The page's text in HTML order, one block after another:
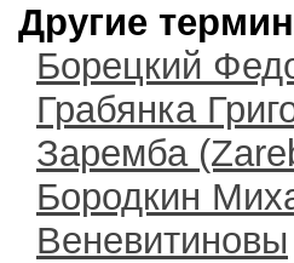
Другие
Борецкий
Грабянка
Заремба
Бородкин
Веневитиновы